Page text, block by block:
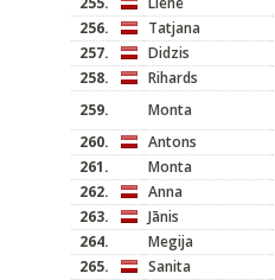
256.
Tatjana
257.
Didzis
258.
Rihards
259.
Monta
260.
Antons
261.
Monta
262.
Anna
263.
Jānis
264.
Megija
265.
Sanita